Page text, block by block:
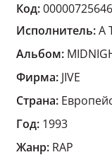
Код:00000725646
Исполнитель:A
Альбом:
Фирма: JIVE
Страна:
Год: 1993
Жанр: RAP